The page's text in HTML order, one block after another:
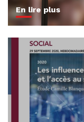
En lire plus